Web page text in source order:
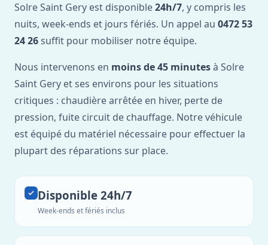
Solre Saint Gery est disponible24h/7, y compris les
nuits, week-ends et jours fériés. Un appel au 0472 53
24 26 suffit pour mobiliser notre équipe.
Nous intervenons en moins de 45 minutesà Solre
Saint Gery et ses environs pour les situations
critiques : chaudière arrêtée en hiver, perte de
pression, fuite circuit de chauffage. Notre véhicule
est équipé du matériel nécessaire pour effectuer la
plupart des réparations sur place.
Disponible 24h/7
Week-ends et fériés inclus